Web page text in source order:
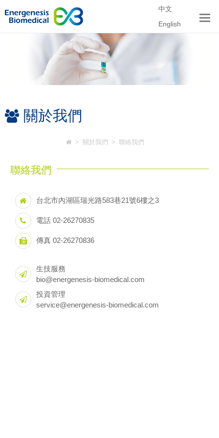
中文
English
關於我們
> 關於我們 > 聯絡我們
聯絡我們
台北市內湖區瑞光路583巷21號6樓之3
電話 02-26270835
傳真 02-26270836
生技服務
bio@energenesis-biomedical.com
投資管理
service@energenesis-biomedical.com